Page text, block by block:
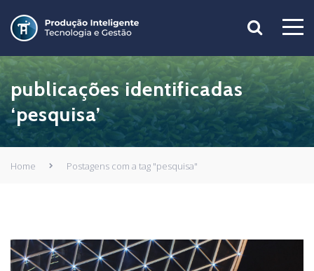
publicações identificadas
‘pesquisa’
Home Postagens com a tag "pesquisa"